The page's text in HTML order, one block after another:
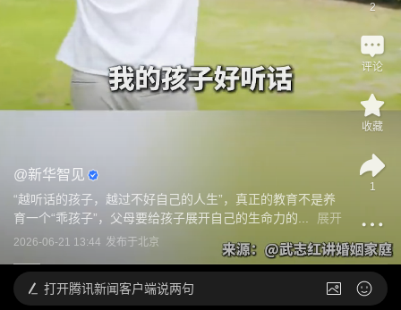
@新华智见
“越听话的孩子，越过不好自己的人生”，真正的教育不是养
育一个“乖孩子”，父母要给孩子展开自己的生命力的...
展开
2026-06-21 13:44 发布于北京
2
评论
收藏
1
打开腾讯新闻客户端说两句